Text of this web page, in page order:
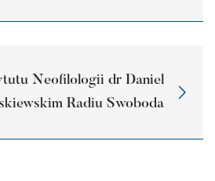
Neofilologii dr Daniel
Radiu Swoboda